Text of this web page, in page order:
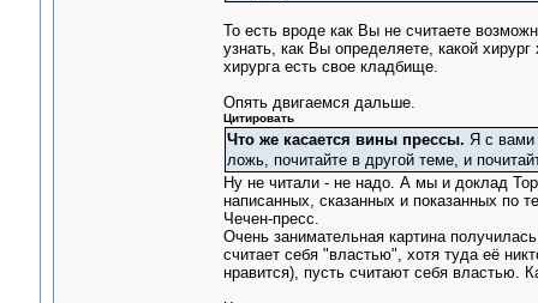
То есть вроде как Вы не считаете
узнать, как Вы определяете, какой
хирурга есть свое кладбище.
Опять двигаемся дальше.
Цитировать
Что же касается вины прессы. Я с вами
ложь, почитайте в другой теме, и
Ну не читали - не надо. А мы и доклад
написанных, сказанных и показанных по
Чечен-пресс.
Очень занимательная картина
считает себя "властью", хотя туда её
нравится), пусть считают себя властью.